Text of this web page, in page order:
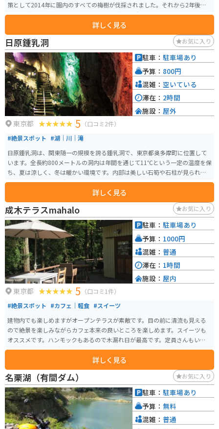
策として2014年に園内のすべての梅樹が伐採されました。それから2年後の2
016年秋には再植栽が始まり、現在では伐採前の本数と変わらない梅樹が植栽
されています。春の草花も楽しむことができます。 例年の開花時期は1月下旬
から3月中旬で、特に規模が大きいのは「高尾梅郷」で、8つの梅林に1万本も
の梅があります。また、「池上梅園」では夜のライトアップを、「羽根木公
園」では週末・祝日に出る模擬店で抹茶などの無料サービスを楽しむことが
できます。
詳しく見る
日原鍾乳洞 お気に入り
東京都 5 （口コミ2件）
#絶景スポット #湖｜川｜滝
日原鍾乳洞は、関東随一の規模を誇る鍾乳洞で、東京都奥多摩町に位置して
います。全長約800メートルの洞内は年間を通じて11℃という一定の温度を保
ち、夏は涼しく、冬は暖かい環境です。内部は美しい石筍や石柱が見られま
す。これらの石筍や鍾乳石は1cm伸びるのに数百年を要するといわれてお
り、自然の神秘を感じさせてくれます。 かつては「一石山御岩屋」「一石山
大権現」と呼ばれ、山岳信仰のメッカとされていました。修験者たちが訪れ
ており、その名残として洞内の一部が黒曜化しているのも特徴です。また、
現在も東京都の天然記念物に指定されており、観光スポットとしても注目さ
れています。 一通りの見学には約40分から1時間ほどを要します。洞内は滴り
落ちる水で濡れている箇所もあるため、滑りにくい靴で行くことをオススメ
します。周辺には奥多摩湖などの美しい自然環境も広がっており、都内にい
ながら豊かな自然を満喫できる観光地となっています。
詳しく見る
駐車： 駐車場あり
予算： 800円
混雑： 空いている
滞在： 2時間
施設： 屋外
成木テラスmahalo お気に入り
東京都 5 （口コミ1件）
#絶景スポット #カフェ｜軽食 #スイーツ
建物内でも楽しめますがオープンテラスが素敵です。目の前に清流も見える
ので絶景を楽しみながらカフェ本来の良いところを楽しめます。スイーツも
オススメです。ハンモックもあるので木漏れ日が最高です。定員さんもいい人
なので心地よい場所です。
詳しく見る
駐車： 駐車場あり
予算： 1000円
混雑： 普通
滞在： 1時間
施設： 屋内
名栗湖（有間ダム） お気に入り
駐車： 駐車場あり
予算： 無料
混雑： 普通